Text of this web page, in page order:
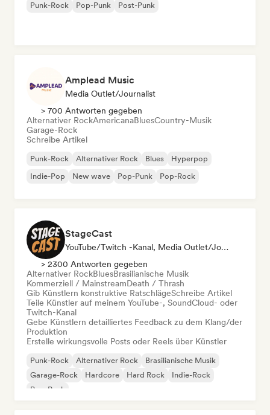
Punk-Rock Pop-Punk Post-Punk
Amplead Music
Media Outlet/Journalist
> 700 Antworten gegeben
Alternativer RockAmericanaBluesCountry-Musik
Garage-Rock
Schreibe Artikel
Punk-Rock Alternativer Rock Blues
Hyperpop
Indie-Pop
New wave Pop-Punk Pop-Rock
StageCast
YouTube/Twitch -Kanal, Media Outlet/Journalist, Mentorin, Social Media Influencer, Sound Experte
> 2300 Antworten gegeben
Alternativer RockBluesBrasilianische Musik
Kommerziell / MainstreamDeath / Thrash
Gib Künstlern konstruktive RatschlägeSchreibe Artikel
Teile Künstler auf meinem YouTube-, SoundCloud- oder
Twitch-Kanal
Gebe Künstlern detailliertes Feedback zu dem Klang/der
Produktion
Erstelle wirkungsvolle Posts oder Reels über Künstler
Punk-Rock Alternativer Rock
Brasilianische Musik
Garage-Rock
Hardcore Hard Rock
Indie-Rock
Pop-Punk